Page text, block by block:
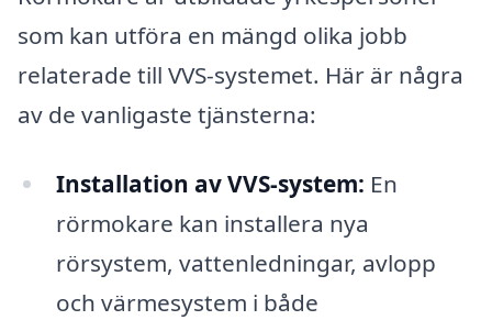
som kan utföra en mängd olika jobb
relaterade till VVS-systemet. Här är några
av de vanligaste tjänsterna:
Installation av VVS-system: En
rörmokare kan installera nya
rörsystem, vattenledningar, avlopp
och värmesystem i både